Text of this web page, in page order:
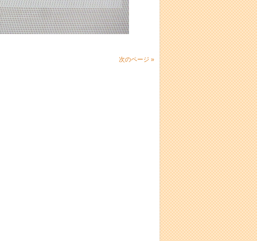
次のページ »